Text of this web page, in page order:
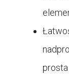
prosta